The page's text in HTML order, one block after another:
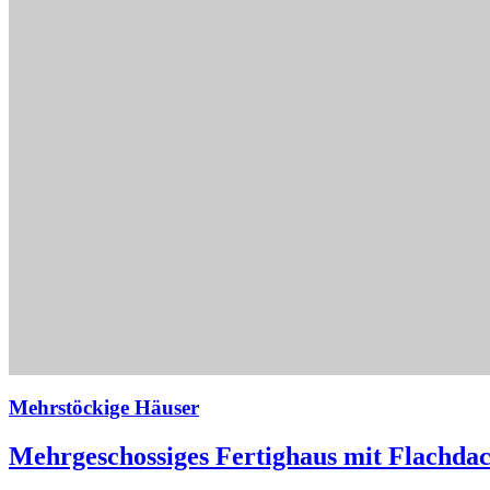
Mehrstöckige Häuser
Mehrgeschossiges Fertighaus mit